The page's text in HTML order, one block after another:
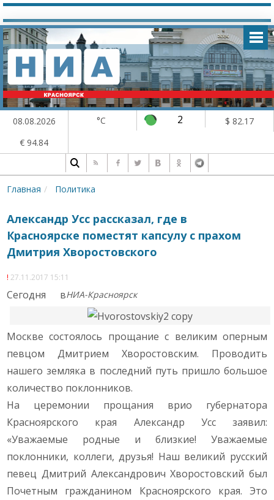
08.08.2026 °C 2
$ 82.17
€ 94.84
Главная Политика
Александр Усс рассказал, где в
Красноярске поместят капсулу с прахом
Дмитрия Хворостовского
27.11.2017 15:11
НИА-Красноярск
Сегодня в
Москве состоялось прощание с великим оперным
певцом Дмитрием Хворостовским. Проводить
нашего земляка в последний путь пришло большое
количество поклонников.
На церемонии прощания врио губернатора
Красноярского края Александр Усс заявил:
«Уважаемые родные и близкие! Уважаемые
поклонники, коллеги, друзья! Наш великий русский
певец Дмитрий Александрович Хворостовский был
Почетным гражданином Красноярского края. Это